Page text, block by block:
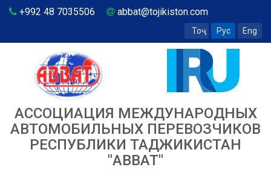
+992 48 7035506 abbat@tojikiston.com
Тоҷ Рус Eng
АССОЦИАЦИЯ МЕЖДУНАРОДНЫХ
АВТОМОБИЛЬНЫХ ПЕРЕВОЗЧИКОВ
РЕСПУБЛИКИ ТАДЖИКИСТАН
"ABBAT"